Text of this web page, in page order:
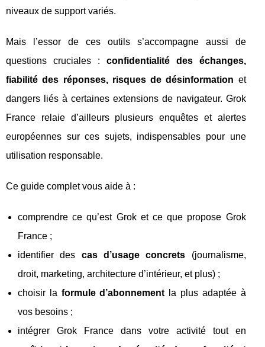
niveaux de support variés.
Mais l’essor de ces outils s’accompagne aussi de
questions cruciales : confidentialité des échanges,
fiabilité des réponses, risques de désinformation et
dangers liés à certaines extensions de navigateur. Grok
France relaie d’ailleurs plusieurs enquêtes et alertes
européennes sur ces sujets, indispensables pour une
utilisation responsable.
Ce guide complet vous aide à :
comprendre ce qu’est Grok et ce que propose Grok
France ;
identifier des cas d’usage concrets (journalisme,
droit, marketing, architecture d’intérieur, et plus) ;
choisir la formule d’abonnement la plus adaptée à
vos besoins ;
intégrer Grok France dans votre activité tout en